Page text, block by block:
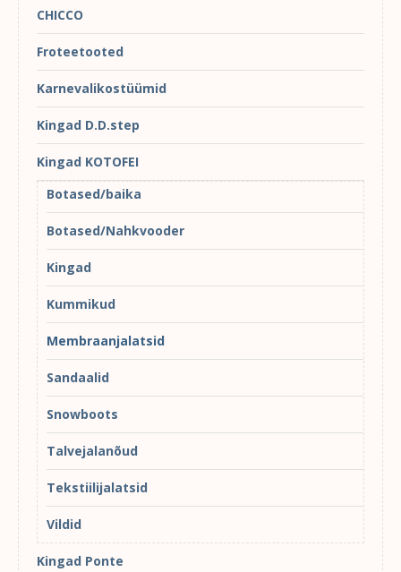
CHICCO
Froteetooted
Karnevalikostüümid
Kingad D.D.step
Kingad KOTOFEI
Botased/baika
Botased/Nahkvooder
Kingad
Kummikud
Membraanjalatsid
Sandaalid
Snowboots
Talvejalanõud
Tekstiilijalatsid
Vildid
Kingad Ponte